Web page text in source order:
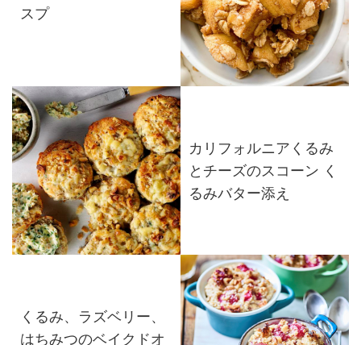
スプ
カリフォルニアくるみ
とチーズのスコーン く
るみバター添え
くるみ、ラズベリー、
はちみつのベイクドオ